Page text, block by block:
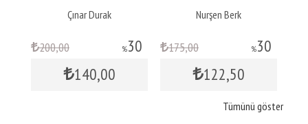
Çınar Durak
%30
200,00
140,00
Nurşen Berk
%30
175,00
122,50
Tümünü göster